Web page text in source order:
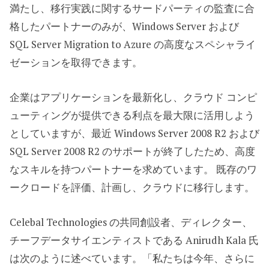
満たし、移行実践に関するサードパーティの監査に合
格したパートナーのみが、Windows Server および
SQL Server Migration to Azure の高度なスペシャライ
ゼーションを取得できます。
企業はアプリケーションを最新化し、クラウド コンピ
ューティングが提供できる利点を最大限に活用しよう
としていますが、最近 Windows Server 2008 R2 および
SQL Server 2008 R2 のサポートが終了したため、高度
なスキルを持つパートナーを求めています。 既存のワ
ークロードを評価、計画し、クラウドに移行します。
Celebal Technologies の共同創設者、ディレクター、
チーフデータサイエンティストである Anirudh Kala 氏
は次のように述べています。「私たちは今年、さらに